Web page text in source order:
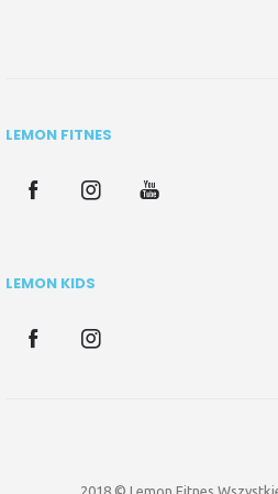
LEMON FITNES
LEMON KIDS
2018 © Lemon Fitnes